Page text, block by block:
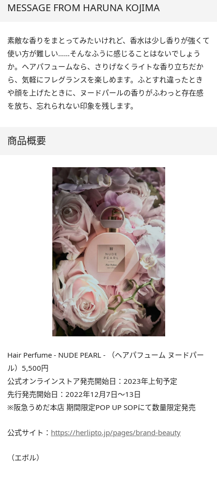
MESSAGE FROM HARUNA KOJIMA
素敵な香りをまとってみたいけれど、香水は少し香りが強くて
使い方が難しい……そんなふうに感じることはないでしょう
か。ヘアパフュームなら、さりげなくライトな香り立ちだか
ら、気軽にフレグランスを楽しめます。ふとすれ違ったとき
や顔を上げたときに、ヌードパールの香りがふわっと存在感
を放ち、忘れられない印象を残します。
商品概要
Hair Perfume ‐ NUDE PEARL ‐ （ヘアパフューム ヌードパー
ル）5,500円
公式オンラインストア発売開始日：2023年上旬予定
先行発売開始日：2022年12月7日〜13日
※阪急うめだ本店 期間限定POP UP SOPにて数量限定発売
公式サイト： https://herlipto.jp/pages/brand-beauty
（エボル）